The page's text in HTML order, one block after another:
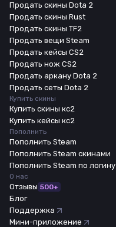
Продать скины Dota 2
Продать скины Rust
Продать скины TF2
Продать вещи Steam
Продать кейсы CS2
Продать нож CS2
Продать аркану Dota 2
Продать сеты Dota 2
Купить скины
Купить скины кс2
Купить кейсы кс2
Пополнить
Пополнить Steam
Пополнить Steam скинами
Пополнить Steam по логину
О нас
Отзывы 500+
Блог
Поддержка
Мини-приложение